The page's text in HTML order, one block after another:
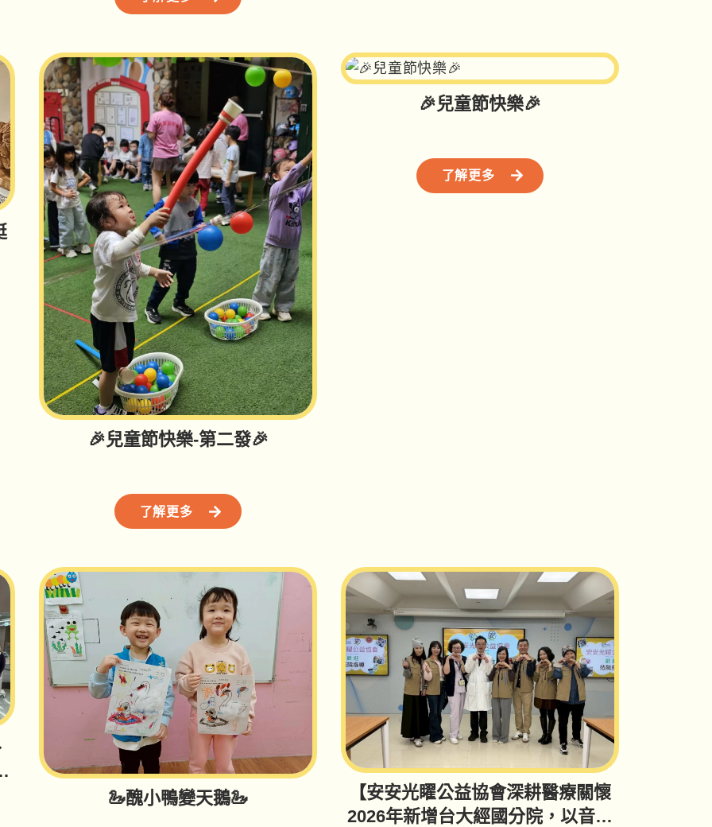
🎉兒童節快樂-第二發🎉
了解更多
🎉兒童節快樂🎉
了解更多
🦢醜小鴨變天鵝🦢
【安安光矅公益協會深耕醫療關懷
2026年新增台大經國分院，以音樂